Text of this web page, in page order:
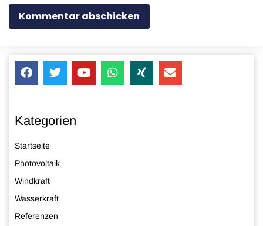
Kategorien
Startseite
Photovoltaik
Windkraft
Wasserkraft
Referenzen